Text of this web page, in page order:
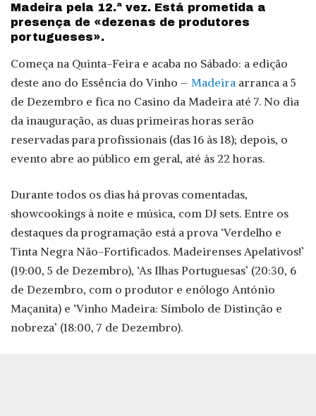
Madeira pela 12.ª vez. Está prometida a
presença de «dezenas de produtores
portugueses».
Começa na Quinta-Feira e acaba no Sábado: a edição
deste ano do Essência do Vinho – Madeira arranca a 5
de Dezembro e fica no Casino da Madeira até 7. No dia
da inauguração, as duas primeiras horas serão
reservadas para profissionais (das 16 às 18); depois, o
evento abre ao público em geral, até às 22 horas.
Durante todos os dias há provas comentadas,
showcookings à noite e música, com DJ sets. Entre os
destaques da programação está a prova ‘Verdelho e
Tinta Negra Não-Fortificados. Madeirenses Apelativos!’
(19:00, 5 de Dezembro), ‘As Ilhas Portuguesas’ (20:30, 6
de Dezembro, com o produtor e enólogo António
Maçanita) e ‘Vinho Madeira: Símbolo de Distinção e
nobreza’ (18:00, 7 de Dezembro).